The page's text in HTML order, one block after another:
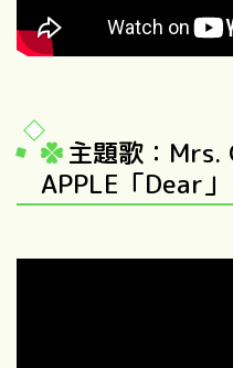
主題歌：Mrs.
APPLE「Dear」